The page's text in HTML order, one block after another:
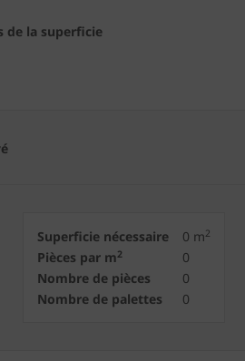
de la superficie
Superficie nécessaire 0 m2
Pièces par m2
0
Nombre de pièces
0
Nombre de palettes
0